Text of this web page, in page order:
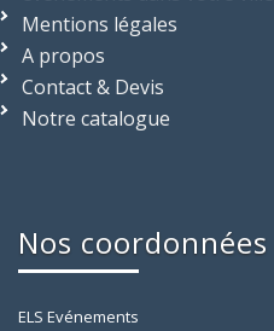
Mentions légales
A propos
Contact & Devis
Notre catalogue
Nos coordonnées
ELS Evénements